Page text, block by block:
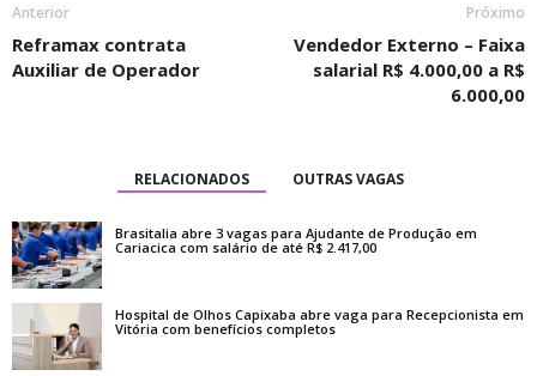
Anterior
Reframax contrata
Auxiliar de Operador
Próximo
Vendedor Externo – Faixa
salarial R$ 4.000,00 a R$
6.000,00
RELACIONADOS OUTRAS VAGAS
Brasitalia abre 3 vagas para Ajudante de Produção em
Cariacica com salário de até R$ 2.417,00
Hospital de Olhos Capixaba abre vaga para Recepcionista em
Vitória com benefícios completos